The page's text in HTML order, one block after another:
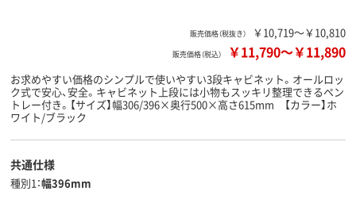
販売価格（税抜き） ￥10,719～￥10,810
販売価格（税込） ￥11,790～￥11,890
お求めやすい価格のシンプルで使いやすい3段キャビネット。オールロッ
ク式で安心、安全。キャビネット上段には小物もスッキリ整理できるペン
トレー付き。【サイズ】幅306/396×奥行500×高さ615mm 【カラー】ホ
ワイト/ブラック
共通仕様
種別1 幅396mm